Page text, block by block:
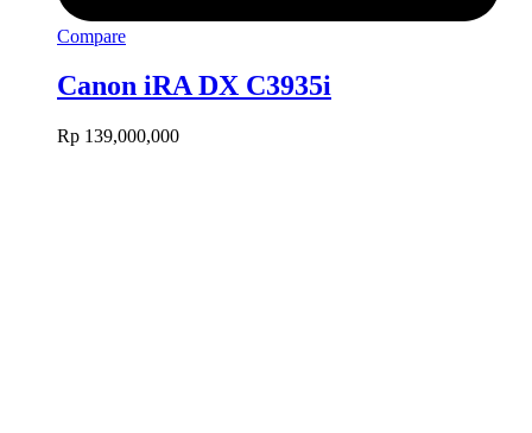
Compare
Canon iRA DX C3935i
Rp 139,000,000